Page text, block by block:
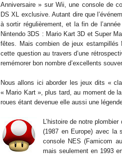
Anniversaire » sur Wii, une console de
DS XL exclusive. Autant dire que
à sortir régulièrement, et la fin de
Nintendo 3DS : Mario Kart 3D et Super
fêtes. Mais combien de jeux
cette question au travers d’une
remémorer bon nombre d’excellents
Nous allons ici aborder les jeux dits «
« Mario Kart », plus tard, au moment de
roues étant devenue elle aussi une
L’histoire de notre
(1987 en Europe) avec la
console NES (Famicom
mais seulement en 1993